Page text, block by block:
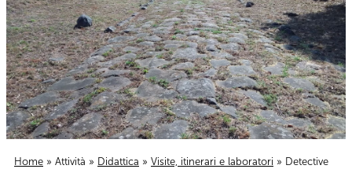
Home » Attività » Didattica » Visite, itinerari e laboratori » Detective